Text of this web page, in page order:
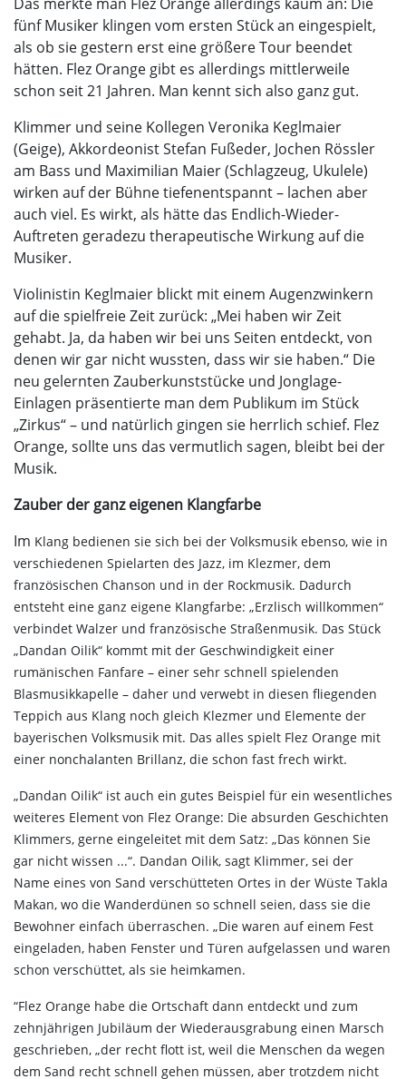
fünf Musiker klingen vom ersten Stück an eingespielt,
als ob sie gestern erst eine größere Tour beendet
hätten. Flez Orange gibt es allerdings mittlerweile
schon seit 21 Jahren. Man kennt sich also ganz gut.
Klimmer und seine Kollegen Veronika Keglmaier
(Geige), Akkordeonist Stefan Fußeder, Jochen Rössler
am Bass und Maximilian Maier (Schlagzeug, Ukulele)
wirken auf der Bühne tiefenentspannt – lachen aber
auch viel. Es wirkt, als hätte das Endlich-Wieder-
Auftreten geradezu therapeutische Wirkung auf die
Musiker.
Violinistin Keglmaier blickt mit einem Augenzwinkern
auf die spielfreie Zeit zurück: „Mei haben wir Zeit
gehabt. Ja, da haben wir bei uns Seiten entdeckt, von
denen wir gar nicht wussten, dass wir sie haben.“ Die
neu gelernten Zauberkunststücke und Jonglage-
Einlagen präsentierte man dem Publikum im Stück
„Zirkus“ – und natürlich gingen sie herrlich schief. Flez
Orange, sollte uns das vermutlich sagen, bleibt bei der
Musik.
Zauber der ganz eigenen Klangfarbe
Im Klang bedienen sie sich bei der Volksmusik ebenso, wie in
verschiedenen Spielarten des Jazz, im Klezmer, dem
französischen Chanson und in der Rockmusik. Dadurch
entsteht eine ganz eigene Klangfarbe: „Erzlisch willkommen“
verbindet Walzer und französische Straßenmusik. Das Stück
„Dandan Oilik“ kommt mit der Geschwindigkeit einer
rumänischen Fanfare – einer sehr schnell spielenden
Blasmusikkapelle – daher und verwebt in diesen fliegenden
Teppich aus Klang noch gleich Klezmer und Elemente der
bayerischen Volksmusik mit. Das alles spielt Flez Orange mit
einer nonchalanten Brillanz, die schon fast frech wirkt.
„Dandan Oilik“ ist auch ein gutes Beispiel für ein wesentliches
weiteres Element von Flez Orange: Die absurden Geschichten
Klimmers, gerne eingeleitet mit dem Satz: „Das können Sie
gar nicht wissen ...“. Dandan Oilik, sagt Klimmer, sei der
Name eines von Sand verschütteten Ortes in der Wüste Takla
Makan, wo die Wanderdünen so schnell seien, dass sie die
Bewohner einfach überraschen. „Die waren auf einem Fest
eingeladen, haben Fenster und Türen aufgelassen und waren
schon verschüttet, als sie heimkamen.
“Flez Orange habe die Ortschaft dann entdeckt und zum
zehnjährigen Jubiläum der Wiederausgrabung einen Marsch
geschrieben, „der recht flott ist, weil die Menschen da wegen
dem Sand recht schnell gehen müssen, aber trotzdem nicht